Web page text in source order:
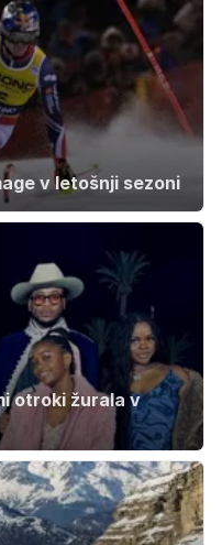
v letošnji sezoni
otroki žurala v